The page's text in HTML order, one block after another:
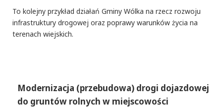
To kolejny przykład działań Gminy Wólka na rzecz rozwoju
infrastruktury drogowej oraz poprawy warunków życia na
terenach wiejskich.
Modernizacja (przebudowa) drogi dojazdowej
do gruntów rolnych w miejscowości